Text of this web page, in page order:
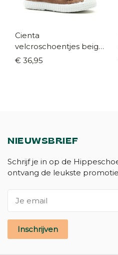
Cienta
velcroschoentjes beige
(maat 21-35)
€ 36,95
NIEUWSBRIEF
Schrijf je in op de
ontvang de leukste
Inschrijven